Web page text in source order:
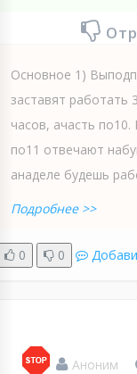
Основное 1)
заставят работать
часов, ачасть
по11 отвечают
анаделе будешь
Подробнее >>
0 0
Аноним